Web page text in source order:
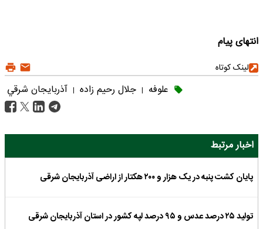
انتهای پیام
لینک کوتاه
علوفه | جلال رحیم زاده | آذربايجان شرقي
اخبار مرتبط
پایان کشت پنبه در یک هزار و ۲۰۰ هکتار از اراضی آذربایجان شرقی
تولید ۲۵ درصد عدس و ۹۵ درصد لپه کشور در استان آذربایجان شرقی